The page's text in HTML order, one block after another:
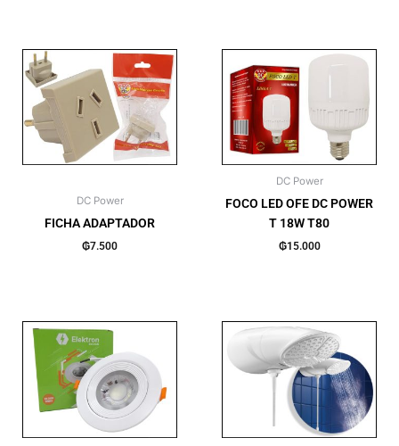
DC Power
FICHA ADAPTADOR
₲7.500
DC Power
FOCO LED OFE DC POWER
T 18W T80
₲15.000